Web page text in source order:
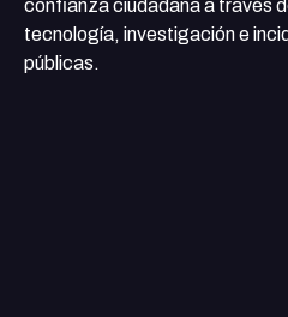
confianza ciudadana a través
tecnología, investigación e
públicas.